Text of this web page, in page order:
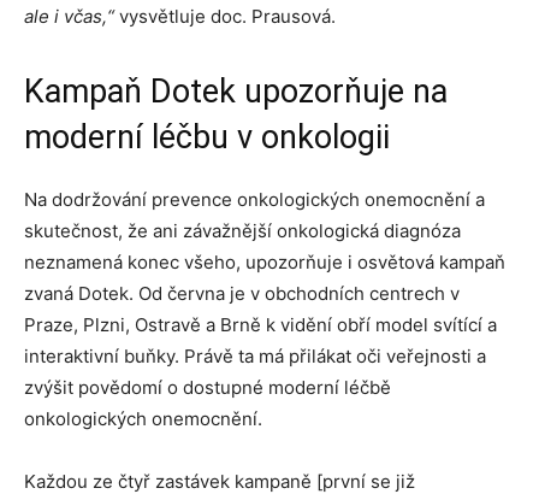
ale i včas,“vysvětluje doc. Prausová.
Kampaň Dotek upozorňuje na
moderní léčbu v onkologii
Na dodržování prevence onkologických onemocnění a
skutečnost, že ani závažnější onkologická diagnóza
neznamená konec všeho, upozorňuje i osvětová kampaň
zvaná Dotek. Od června je v obchodních centrech v
Praze, Plzni, Ostravě a Brně k vidění obří model svítící a
interaktivní buňky. Právě ta má přilákat oči veřejnosti a
zvýšit povědomí o dostupné moderní léčbě
onkologických onemocnění.
Každou ze čtyř zastávek kampaně [první se již